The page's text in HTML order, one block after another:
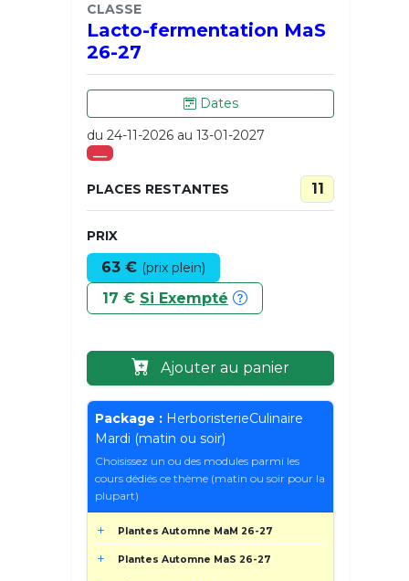
CLASSE
Lacto-fermentation MaS
26-27
Dates
du 24-11-2026 au 13-01-2027
___
PLACES RESTANTES 11
PRIX
63 € (prix plein)
17 € Si Exempté
Ajouter au panier
Package : HerboristerieCulinaire
Mardi (matin ou soir)
Choisissez un ou des modules parmi les
cours dédiés ce thème (matin ou soir pour la
plupart)
Plantes Automne MaM 26-27
Plantes Automne MaS 26-27